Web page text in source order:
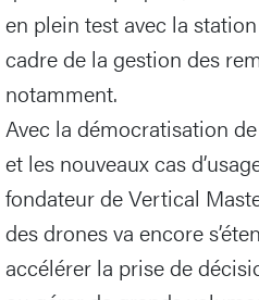
en plein test avec la
cadre de la gestion des
notamment.
Avec la démocratisation
et les nouveaux cas
fondateur de Vertical
des drones va encore
accélérer la prise de